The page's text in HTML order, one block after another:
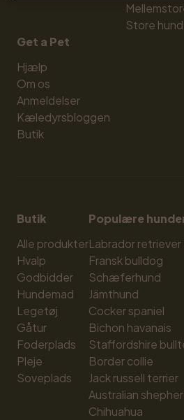
Store
Get a Pet
Hjælp
Om os
Anmeldelser
Kæledyrsbloggen
Butik
Butik
Alle produkter
Hvalp
Godbidder
Hundemad
Legetøj
Gåtur
Foderplads
Pleje
Soveplads
Populære
Labrador retriever
Fransk bulldog
Schæferhund
Jämthund
Cocker spaniel
Bichon havanais
Staffordshire
Border collie
Jack russell terrier
Australian
Chihuahua